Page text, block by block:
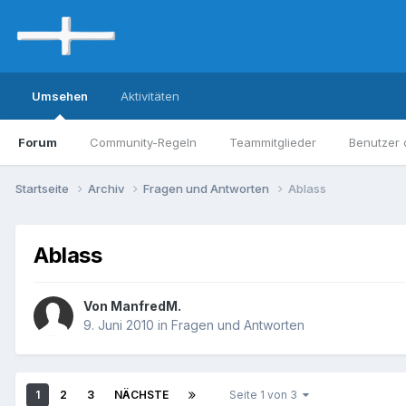
Umsehen
Forum Community-Regeln Teammitglieder Benutzer
Aktivitäten
Startseite Archiv Fragen und Antworten Ablass
Ablass
Von ManfredM.
9. Juni 2010 in Fragen und Antworten
1 2 3 NÄCHSTE Seite 1 von 3